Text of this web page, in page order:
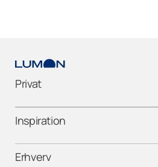
Privat
Inspiration
Erhverv